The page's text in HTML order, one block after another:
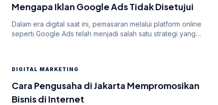
Mengapa Iklan Google Ads Tidak Disetujui
Dalam era digital saat ini, pemasaran melalui platform online
seperti Google Ads telah menjadi salah satu strategi yang
menghadapi tantangan dalam mendapatkan persetujuan
iklan mereka. Dalam artikel ini, kita akan membahas
mengapa […]
DIGITAL MARKETING
Cara Pengusaha di Jakarta Mempromosikan
Bisnis di Internet